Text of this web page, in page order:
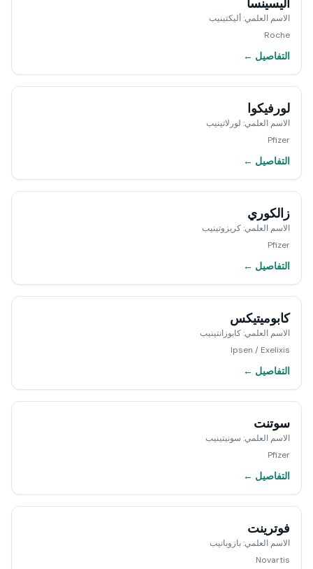
الاسم العلمي:أليكتينيب
Roche
التفاصيل ←
لورفيكوا
الاسم العلمي: لورلاتينيب
Pfizer
التفاصيل ←
زالكوري
الاسم العلمي:كريزوتينيب
Pfizer
التفاصيل ←
كابوميتيكس
الاسم العلمي:كابوزانتينيب
Ipsen / Exelixis
التفاصيل ←
سوتنت
الاسم العلمي: سونيتينيب
Pfizer
التفاصيل ←
فوترينت
الاسم العلمي:بازوبانيب
Novartis